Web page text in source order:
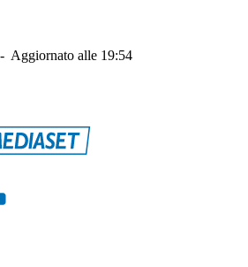
- Aggiornato alle 19:54